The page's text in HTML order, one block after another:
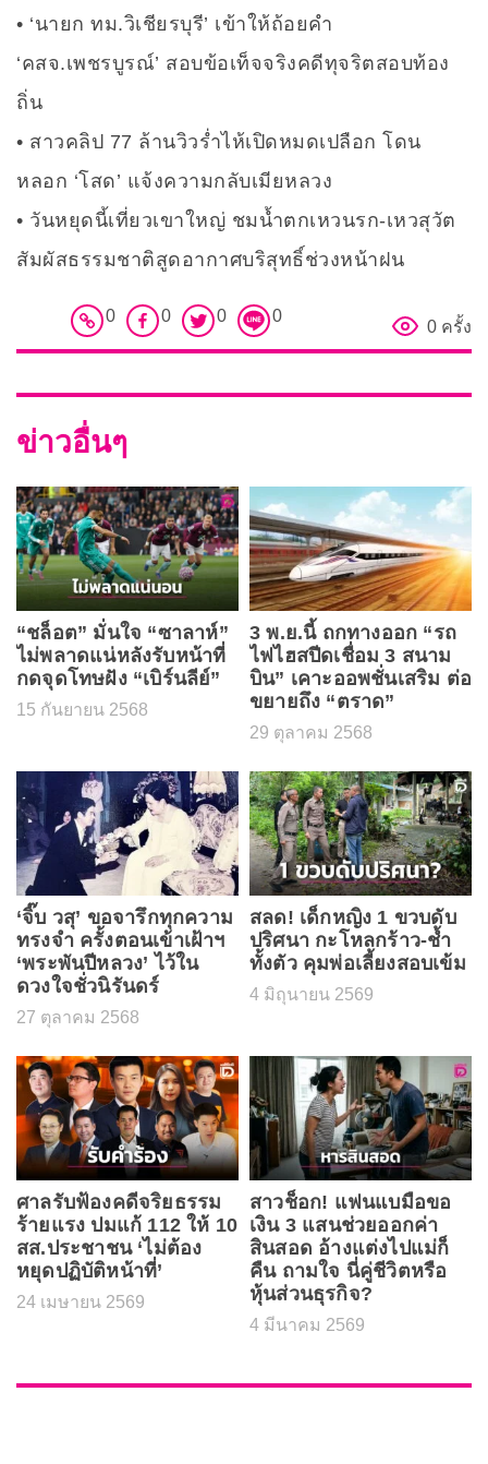
‘นายก ทม.วิเชียรบุรี’ เข้าให้ถ้อยคำ
‘คสจ.เพชรบูรณ์’ สอบข้อเท็จจริงคดีทุจริตสอบท้อง
ถิ่น
สาวคลิป 77 ล้านวิวร่ำไห้เปิดหมดเปลือก โดน
หลอก ‘โสด’ แจ้งความกลับเมียหลวง
วันหยุดนี้เที่ยวเขาใหญ่ ชมน้ำตกเหวนรก-เหวสุวัต
สัมผัสธรรมชาติสูดอากาศบริสุทธิ์ช่วงหน้าฝน
0 0 0 0
0 ครั้ง
ข่าวอื่นๆ
“ชล็อต” มั่นใจ “ซาลาห์”
ไม่พลาดแน่หลังรับหน้าที่
กดจุดโทษฝัง “เบิร์นลีย์”
15 กันยายน 2568
3 พ.ย.นี้ ถกทางออก “รถ
ไฟไฮสปีดเชื่อม 3 สนาม
บิน” เคาะออพชั่นเสริม ต่อ
ขยายถึง “ตราด”
29 ตุลาคม 2568
‘จิ๊บ วสุ’ ขอจารึกทุกความ
ทรงจำ ครั้งตอนเข้าเฝ้าฯ
‘พระพันปีหลวง’ ไว้ใน
ดวงใจชั่วนิรันดร์
27 ตุลาคม 2568
สลด! เด็กหญิง 1 ขวบดับ
ปริศนา กะโหลกร้าว-ช้ำ
ทั้งตัว คุมพ่อเลี้ยงสอบเข้ม
4 มิถุนายน 2569
ศาลรับฟ้องคดีจริยธรรม
ร้ายแรง ปมแก้ 112 ให้ 10
สส.ประชาชน ‘ไม่ต้อง
หยุดปฏิบัติหน้าที่’
24 เมษายน 2569
สาวช็อก! แฟนแบมือขอ
เงิน 3 แสนช่วยออกค่า
สินสอด อ้างแต่งไปแม่ก็
คืน ถามใจ นี่คู่ชีวิตหรือ
หุ้นส่วนธุรกิจ?
4 มีนาคม 2569